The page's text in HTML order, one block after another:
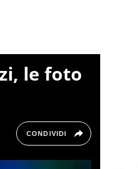
le foto
CONDIVIDI